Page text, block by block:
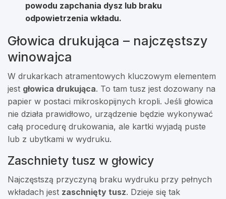
powodu zapchania dysz lub braku
odpowietrzenia wkładu.
Głowica drukująca – najczęstszy
winowajca
W drukarkach atramentowych kluczowym elementem
jest głowica drukująca. To tam tusz jest dozowany na
papier w postaci mikroskopijnych kropli. Jeśli głowica
nie działa prawidłowo, urządzenie będzie wykonywać
całą procedurę drukowania, ale kartki wyjadą puste
lub z ubytkami w wydruku.
Zaschniety tusz w głowicy
Najczęstszą przyczyną braku wydruku przy pełnych
wkładach jest zaschnięty tusz. Dzieje się tak